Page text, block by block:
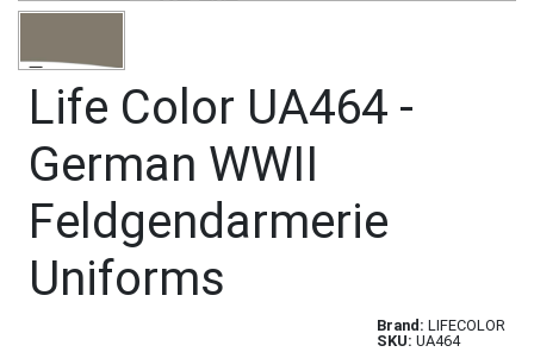
Life Color UA464 -
German WWII
Feldgendarmerie
Uniforms
Brand: LIFECOLOR
SKU: UA464